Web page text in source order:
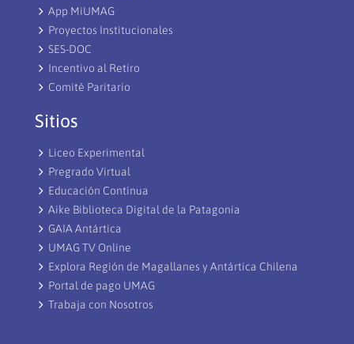
App MiUMAG
Proyectos Institucionales
SES-DOC
Incentivo al Retiro
Comité Paritario
Sitios
Liceo Experimental
Pregrado Virtual
Educación Continua
Aike Biblioteca Digital de la Patagonia
GAIA Antártica
UMAG TV Online
Explora Región de Magallanes y Antártica Chilena
Portal de pago UMAG
Trabaja con Nosotros